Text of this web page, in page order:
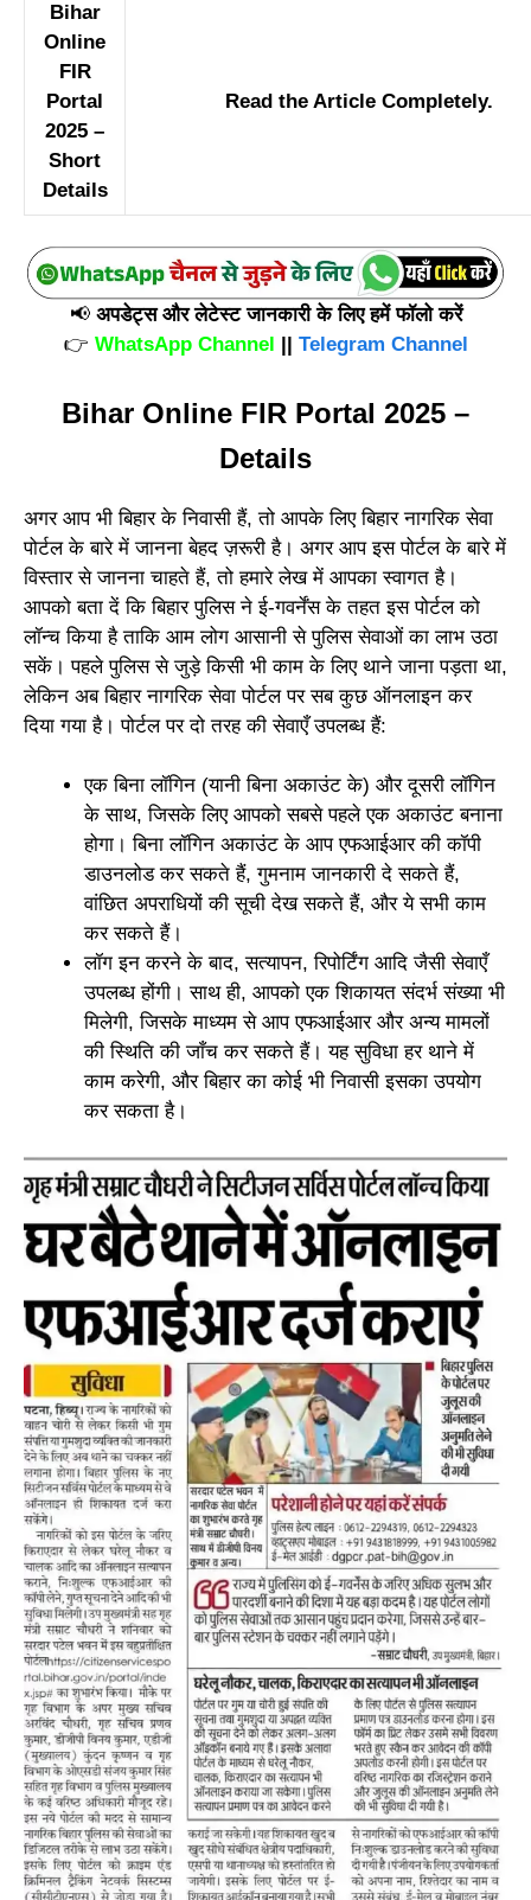
Bihar
Online
FIR
Portal
2025 –
Short
Details
Read the Article Completely.
📢 अपडेट्स और लेटेस्ट जानकारी के लिए हमें फॉलो करें
👉 WhatsApp Channel Telegram Channel
Bihar Online FIR Portal 2025 –
Details
अगर आप भी बिहार के निवासी हैं, तो आपके लिए बिहार नागरिक सेवा
पोर्टल के बारे में जानना बेहद ज़रूरी है। अगर आप इस पोर्टल के बारे में
विस्तार से जानना चाहते हैं, तो हमारे लेख में आपका स्वागत है।
आपको बता दें कि बिहार पुलिस ने ई-गवर्नेंस के तहत इस पोर्टल को
लॉन्च किया है ताकि आम लोग आसानी से पुलिस सेवाओं का लाभ उठा
सकें। पहले पुलिस से जुड़े किसी भी काम के लिए थाने जाना पड़ता था,
लेकिन अब बिहार नागरिक सेवा पोर्टल पर सब कुछ ऑनलाइन कर
दिया गया है। पोर्टल पर दो तरह की सेवाएँ उपलब्ध हैं:
एक बिना लॉगिन (यानी बिना अकाउंट के) और दूसरी लॉगिन
के साथ, जिसके लिए आपको सबसे पहले एक अकाउंट बनाना
होगा। बिना लॉगिन अकाउंट के आप एफआईआर की कॉपी
डाउनलोड कर सकते हैं, गुमनाम जानकारी दे सकते हैं,
वांछित अपराधियों की सूची देख सकते हैं, और ये सभी काम
कर सकते हैं।
लॉग इन करने के बाद, सत्यापन, रिपोर्टिंग आदि जैसी सेवाएँ
उपलब्ध होंगी। साथ ही, आपको एक शिकायत संदर्भ संख्या भी
मिलेगी, जिसके माध्यम से आप एफआईआर और अन्य मामलों
की स्थिति की जाँच कर सकते हैं। यह सुविधा हर थाने में
काम करेगी, और बिहार का कोई भी निवासी इसका उपयोग
कर सकता है।